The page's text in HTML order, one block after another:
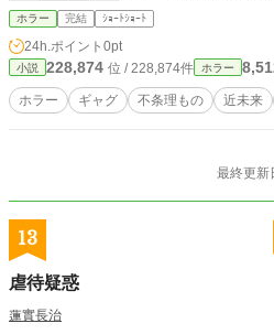
ホラー 完結 ｼｮｰﾄｼｮｰﾄ
24h.ポイント 0pt
小説 228,874 位 / 228,874件 ホラー
ホラー ギャグ 不条理もの 近未来
最終更新
13
虐待疑惑
蓮實長治